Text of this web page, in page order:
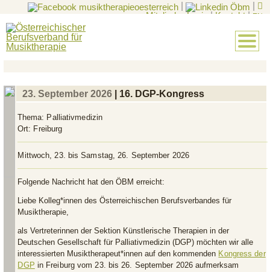
Mitglieder-Login
| Kontakt | EN
23. September 2026 | 16. DGP-Kongress
Thema: Palliativmedizin
Ort: Freiburg
Mittwoch, 23. bis Samstag, 26. September 2026
Folgende Nachricht hat den ÖBM erreicht:
Liebe Kolleg*innen des Österreichischen Berufsverbandes für
Musiktherapie,
als Vertreterinnen der Sektion Künstlerische Therapien in der
Deutschen Gesellschaft für Palliativmedizin (DGP) möchten wir alle
interessierten Musiktherapeut*innen auf den kommenden Kongress der
DGP in Freiburg vom 23. bis 26. September 2026 aufmerksam